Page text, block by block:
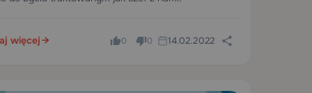
więcej 0 0 14.02.2022